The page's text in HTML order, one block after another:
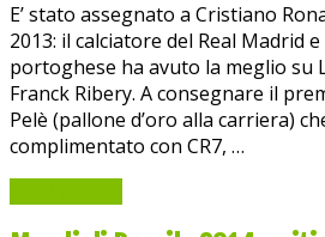
E’ stato assegnato a Cristiano
2013: il calciatore del Real Madrid
portoghese ha avuto la meglio su
Franck Ribery. A consegnare il
Pelè (pallone d’oro alla carriera)
complimentato con CR7, …